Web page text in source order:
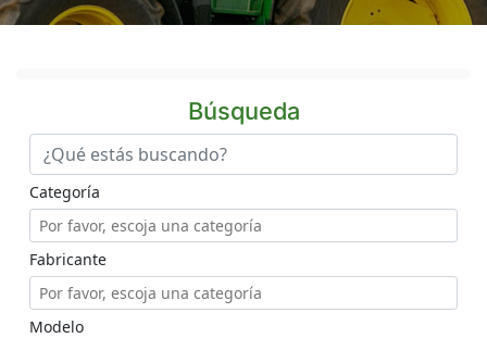
Búsqueda
Categoría
Fabricante
Modelo